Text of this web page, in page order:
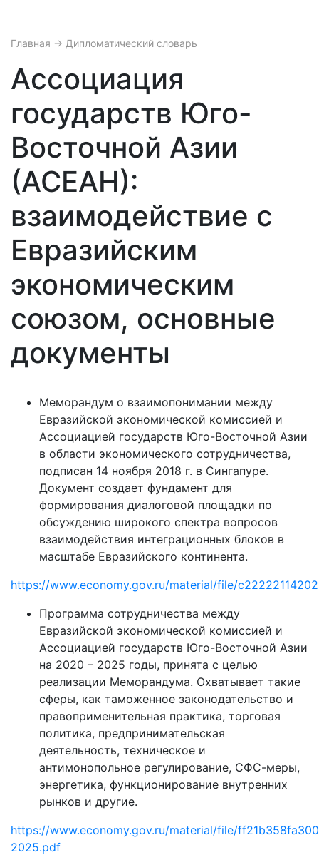
Главная → Дипломатический словарь
Ассоциация
государств Юго-
Восточной Азии
(АСЕАН):
взаимодействие с
Евразийским
экономическим
союзом, основные
документы
Меморандум о взаимопонимании между
Евразийской экономической комиссией и
Ассоциацией государств Юго-Восточной Азии
в области экономического сотрудничества,
подписан 14 ноября 2018 г. в Сингапуре.
Документ создает фундамент для
формирования диалоговой площадки по
обсуждению широкого спектра вопросов
взаимодействия интеграционных блоков в
масштабе Евразийского континента.
https://www.economy.gov.ru/material/file/
Программа сотрудничества между
Евразийской экономической комиссией и
Ассоциацией государств Юго-Восточной Азии
на 2020 – 2025 годы, принята с целью
реализации Меморандума. Охватывает такие
сферы, как таможенное законодательство и
правоприменительная практика, торговая
политика, предпринимательская
деятельность, техническое и
антимонопольное регулирование, СФС-меры,
энергетика, функционирование внутренних
рынков и другие.
https://www.economy.gov.ru/material/file/
2025.pdf